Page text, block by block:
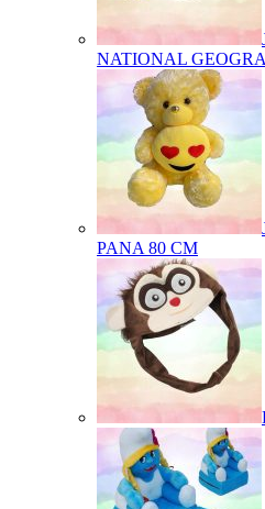
NATIONAL
PANA 80 CM